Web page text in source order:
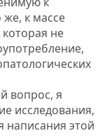
к массе
не
вопрос, я
исследования,
написания этой